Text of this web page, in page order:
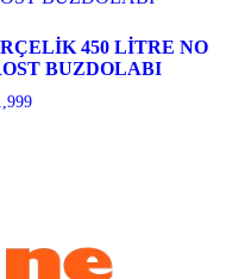
450 LİTRE NO
BUZDOLABI